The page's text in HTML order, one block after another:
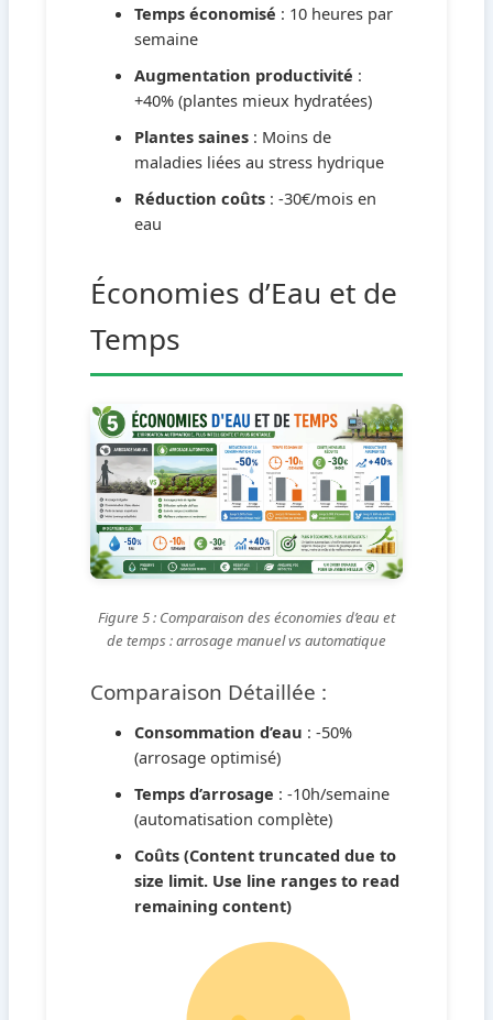
Temps économisé : 10 heures par
semaine
Augmentation productivité :
+40% (plantes mieux hydratées)
Plantes saines : Moins de
maladies liées au stress hydrique
Réduction coûts : -30€/mois en
eau
Économies d’Eau et de
Temps
Figure 5 : Comparaison des économies d’eau et
de temps : arrosage manuel vs automatique
Comparaison Détaillée :
Consommation d’eau : -50%
(arrosage optimisé)
Temps d’arrosage : -10h/semaine
(automatisation complète)
Coûts (Content truncated due to
size limit. Use line ranges to read
remaining content)